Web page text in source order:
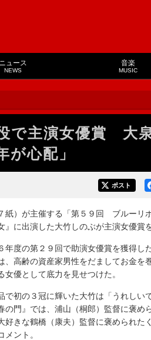
ニュース
NEWS
音楽
MUSIC
で主演女優賞 大
が心配」
ポスト
）が主催する「第５９回 ブルーリ
に出演した大竹しのぶが主演女優賞
度の第２９回で助演女優賞を獲得し
、高齢の資産家男性をだましてお金を
優として底力を見せつけた。
初の３冠に輝いた大竹は「うれしい
の門』では、浦山（桐郎）監督に褒め
きな鶴橋（康夫）監督に褒められた
ント。